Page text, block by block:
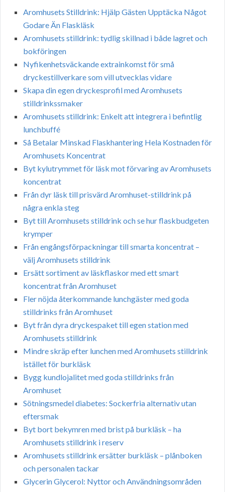
Aromhusets Stilldrink: Hjälp Gästen Upptäcka Något
Godare Än Flaskläsk
Aromhusets stilldrink: tydlig skillnad i både lagret och
bokföringen
Nyfikenhetsväckande extrainkomst för små
dryckestillverkare som vill utvecklas vidare
Skapa din egen dryckesprofil med Aromhusets
stilldrinkssmaker
Aromhusets stilldrink: Enkelt att integrera i befintlig
lunchbuffé
Så Betalar Minskad Flaskhantering Hela Kostnaden för
Aromhusets Koncentrat
Byt kylutrymmet för läsk mot förvaring av Aromhusets
koncentrat
Från dyr läsk till prisvärd Aromhuset-stilldrink på
några enkla steg
Byt till Aromhusets stilldrink och se hur flaskbudgeten
krymper
Från engångsförpackningar till smarta koncentrat –
välj Aromhusets stilldrink
Ersätt sortiment av läskflaskor med ett smart
koncentrat från Aromhuset
Fler nöjda återkommande lunchgäster med goda
stilldrinks från Aromhuset
Byt från dyra dryckespaket till egen station med
Aromhusets stilldrink
Mindre skräp efter lunchen med Aromhusets stilldrink
istället för burkläsk
Bygg kundlojalitet med goda stilldrinks från
Aromhuset
Sötningsmedel diabetes: Sockerfria alternativ utan
eftersmak
Byt bort bekymren med brist på burkläsk – ha
Aromhusets stilldrink i reserv
Aromhusets stilldrink ersätter burkläsk – plånboken
och personalen tackar
Glycerin Glycerol: Nyttor och Användningsområden